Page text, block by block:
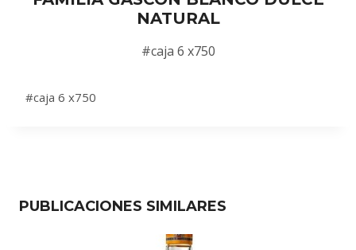
NATURAL
#caja 6 x750
#caja 6 x750
PUBLICACIONES SIMILARES